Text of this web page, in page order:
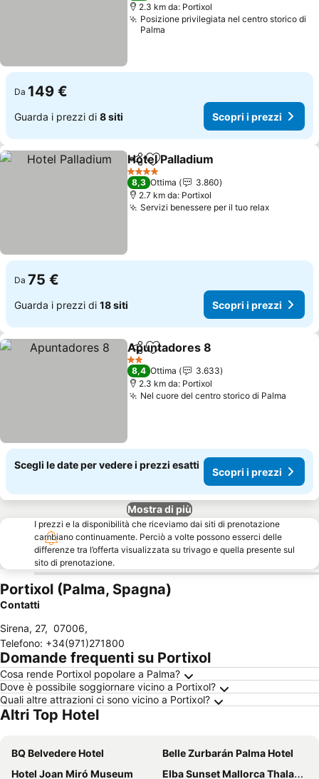
2.3 km da: Portixol
Posizione privilegiata nel centro storico di
Palma
Da 149 €
Guarda i prezzi di 8 siti Scopri i prezzi
CondividiAggiungi ai preferiti
Hotel Palladium
4 Stelle
8,3 Ottima
3.860
2.7 km da: Portixol
Servizi benessere per il tuo relaxScopri i
Da 75 €
Guarda i prezzi di 18 siti Scopri i prezzi
CondividiAggiungi ai preferiti
Apuntadores 8
2 Stelle
8,4 Ottima
3.633
2.3 km da: Portixol
Nel cuore del centro storico di Palma
Scegli le date per vedere i prezzi esatti
Scopri i prezzi
Mostra di più
I prezzi e la disponibilità che riceviamo dai siti di prenotazione
cambiano continuamente. Perciò a volte possono esserci delle
differenze tra l’offerta visualizzata su trivago e quella presente sul
sito di prenotazione.
Portixol (Palma, Spagna)
Contatti
Sirena, 27, 07006,
Telefono: +34(971)271800
Domande frequenti su Portixol
Cosa rende Portixol popolare a Palma?
Dove è possibile soggiornare vicino a Portixol?
Quali altre attrazioni ci sono vicino a Portixol?
Altri Top Hotel
BQ Belvedere Hotel
Belle Zurbarán Palma Hotel
Hotel Joan Miró Museum
Elba Sunset Mallorca Thalasso Spa